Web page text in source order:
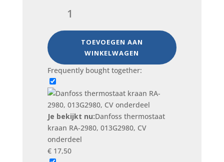
thermostaat
RA-
2980,
013G2980,
CV
onderdeel
aantal
TOEVOEGEN AAN
WINKELWAGEN
Frequently bought together:
Je bekijkt nu:Danfoss thermostaat
kraan RA-2980, 013G2980, CV
onderdeel
€17,50